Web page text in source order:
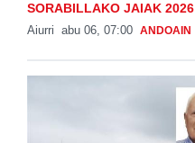
SORABILLAKO JAIAK 2026
Aiurri abu 06, 07:00 ANDOAIN